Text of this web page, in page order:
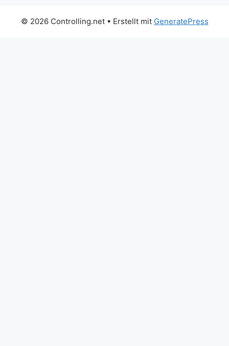
© 2026 Controlling.net• Erstellt mit GeneratePress